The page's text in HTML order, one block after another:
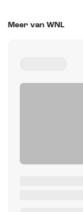
Meer van WNL